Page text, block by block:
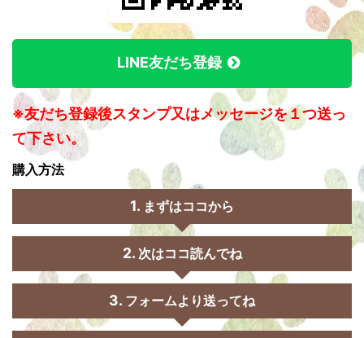
LINE友だち登録
※友だち登録後スタンプ又はメッセージを１つ送っ
て下さい。
購入方法
まずはココから
次はココ読んでね
フォームより送ってね